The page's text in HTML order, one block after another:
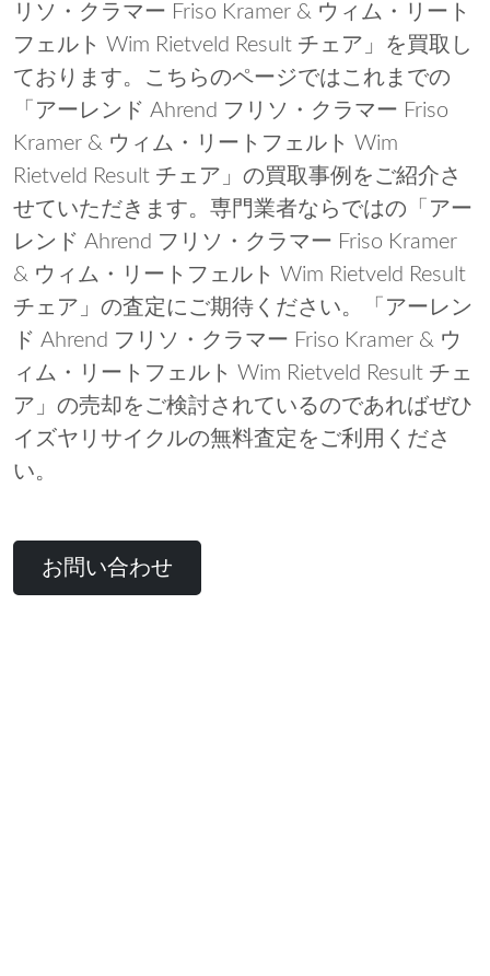
リソ・クラマー Friso Kramer & ウィム・リート
フェルト Wim Rietveld Result チェア」を買取し
ております。こちらのページではこれまでの
「アーレンド Ahrend フリソ・クラマー Friso
Kramer & ウィム・リートフェルト Wim
Rietveld Result チェア」の買取事例をご紹介さ
せていただきます。専門業者ならではの「アー
レンド Ahrend フリソ・クラマー Friso Kramer
& ウィム・リートフェルト Wim Rietveld Result
チェア」の査定にご期待ください。「アーレン
ド Ahrend フリソ・クラマー Friso Kramer & ウ
ィム・リートフェルト Wim Rietveld Result チェ
ア」の売却をご検討されているのであればぜひ
イズヤリサイクルの無料査定をご利用くださ
い。
お問い合わせ